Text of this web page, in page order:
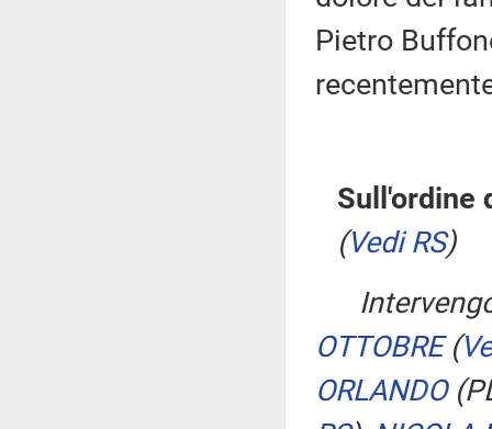
Pietro
Sull'ordine
(Vedi RS)
OTTOBRE (
ORLANDO